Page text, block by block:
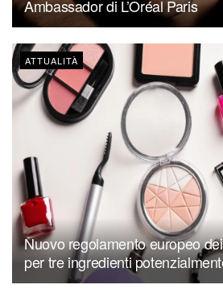
Ambassador di L’Oréal Paris
ATTUALITÀ
Nuovo regolamento europeo
per tre ingredienti